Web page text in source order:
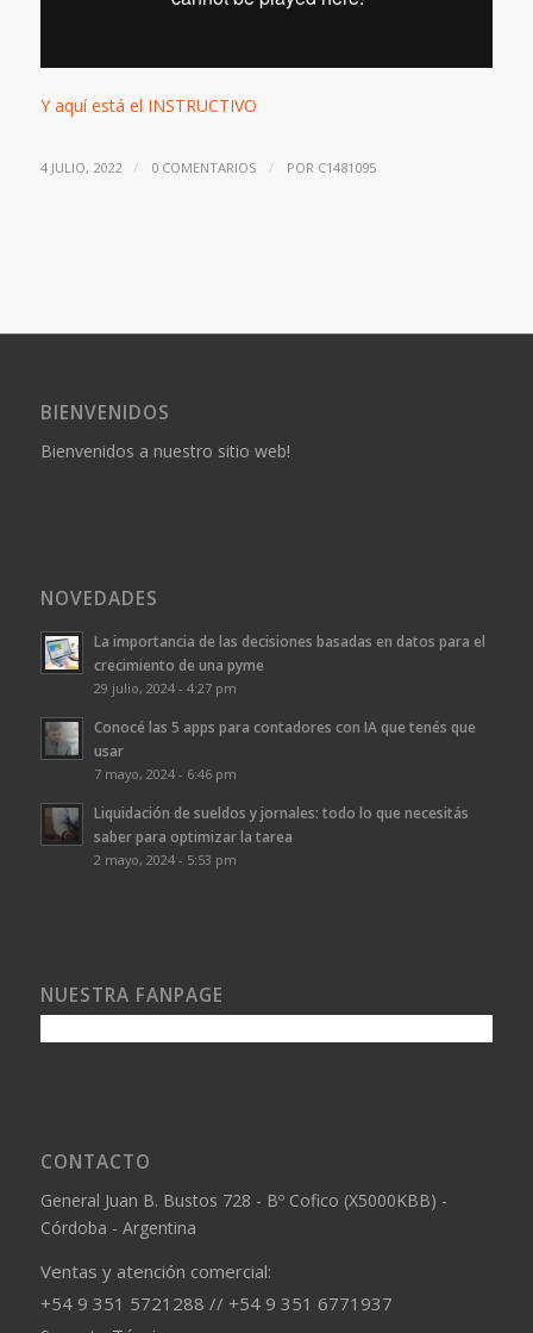
Y aquí está el INSTRUCTIVO
4 JULIO, 2022 / 0 COMENTARIOS / POR C1481095
BIENVENIDOS
Bienvenidos a nuestro sitio web!
NOVEDADES
La importancia de las decisiones basadas en datos para el
crecimiento de una pyme
29 julio, 2024 - 4:27 pm
Conocé las 5 apps para contadores con IA que tenés que
usar
7 mayo, 2024 - 6:46 pm
Liquidación de sueldos y jornales: todo lo que necesitás
saber para optimizar la tarea
2 mayo, 2024 - 5:53 pm
NUESTRA FANPAGE
CONTACTO
General Juan B. Bustos 728 - Bº Cofico (X5000KBB) -
Córdoba - Argentina
Ventas y atención comercial:
+54 9 351 5721288 // +54 9 351 6771937